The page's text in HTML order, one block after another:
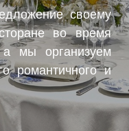
своему
во время
а мы организуем
романтичного и